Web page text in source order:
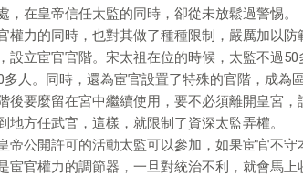
，在皇帝信任太監的同時，卻從未放鬆過警惕。
權力的同時，也對其做了種種限制，嚴厲加以防
設立宦官官階。宋太祖在位的時候，太監不過
人。同時，還為宦官設置了特殊的官階，成為
後要麼留在宮中繼續使用，要不必須離開皇宮，
地方任武官，這樣，就限制了資深太監弄權。
帝公開許可的活動太監可以參加，如果宦官不
宦官權力的調節器，一旦對統治不利，就會馬上